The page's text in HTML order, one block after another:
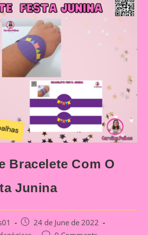
Bracelete Com O
Junina
Post
published:
24 de June de 2022